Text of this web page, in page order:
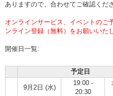
ありますので、合わせてご確認くださ
オンラインサービス、イベントのご
ンライン登録（無料）をお願いいた
開催日一覧:
予定日
9月2日 (水)
19:00 -
20:30